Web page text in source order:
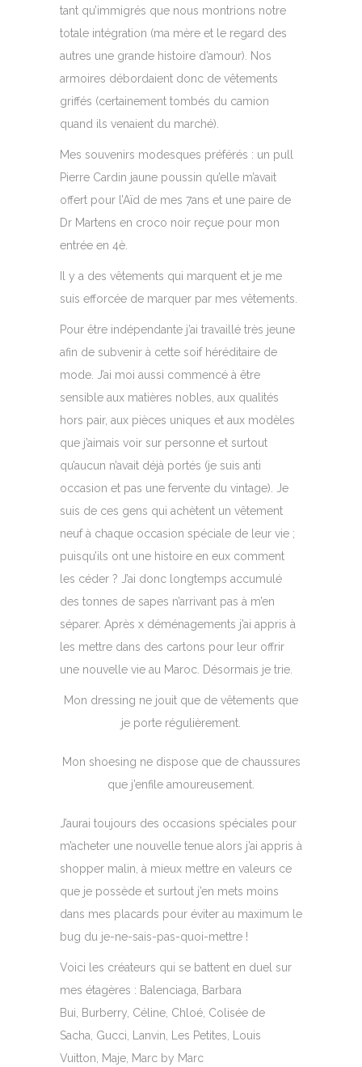
tant qu’immigrés que nous montrions notre
totale intégration (ma mère et le regard des
autres une grande histoire d’amour). Nos
armoires débordaient donc de vêtements
griffés (certainement tombés du camion
quand ils venaient du marché).
Mes souvenirs modesques préférés : un pull
Pierre Cardin jaune poussin qu’elle m’avait
offert pour l’Aïd de mes 7ans et une paire de
Dr Martens en croco noir reçue pour mon
entrée en 4è.
Il y a des vêtements qui marquent et je me
suis efforcée de marquer par mes vêtements.
Pour être indépendante j’ai travaillé très jeune
afin de subvenir à cette soif héréditaire de
mode. J’ai moi aussi commencé à être
sensible aux matières nobles, aux qualités
hors pair, aux pièces uniques et aux modèles
que j’aimais voir sur personne et surtout
qu’aucun n’avait déjà portés (je suis anti
occasion et pas une fervente du vintage). Je
suis de ces gens qui achètent un vêtement
neuf à chaque occasion spéciale de leur vie ;
puisqu’ils ont une histoire en eux comment
les céder ? J’ai donc longtemps accumulé
des tonnes de sapes n’arrivant pas à m’en
séparer. Après x déménagements j’ai appris à
les mettre dans des cartons pour leur offrir
une nouvelle vie au Maroc. Désormais je trie.
Mon dressing ne jouit que de vêtements que
je porte régulièrement.
Mon shoesing ne dispose que de chaussures
que j’enfile amoureusement.
J’aurai toujours des occasions spéciales pour
m’acheter une nouvelle tenue alors j’ai appris à
shopper malin, à mieux mettre en valeurs ce
que je possède et surtout j’en mets moins
dans mes placards pour éviter au maximum le
bug du je-ne-sais-pas-quoi-mettre !
Voici les créateurs qui se battent en duel sur
mes étagères : Balenciaga, Barbara
Bui, Burberry, Céline, Chloé, Colisée de
Sacha, Gucci, Lanvin, Les Petites, Louis
Vuitton, Maje, Marc by Marc